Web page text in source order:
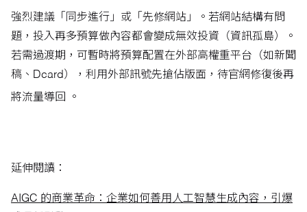
強烈建議「同步進行」或「先修網站」。若網站結構有問
題，投入再多預算做內容都會變成無效投資（資訊孤島）。
若需過渡期，可暫時將預算配置在外部高權重平台（如新聞
稿、Dcard），利用外部訊號先搶佔版面，待官網修復後再
將流量導回 。
延伸閱讀：
AIGC 的商業革命：企業如何善用人工智慧生成內容，引爆